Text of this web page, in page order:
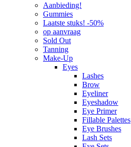
Aanbieding!
Gummies
Laatste stuks! -50%
op aanvraag
Sold Out
Tanning
Make-Up
Eyes
Lashes
Brow
Eyeliner
Eyeshadow
Eye Primer
Fillable Palettes
Eye Brushes
Lash Sets